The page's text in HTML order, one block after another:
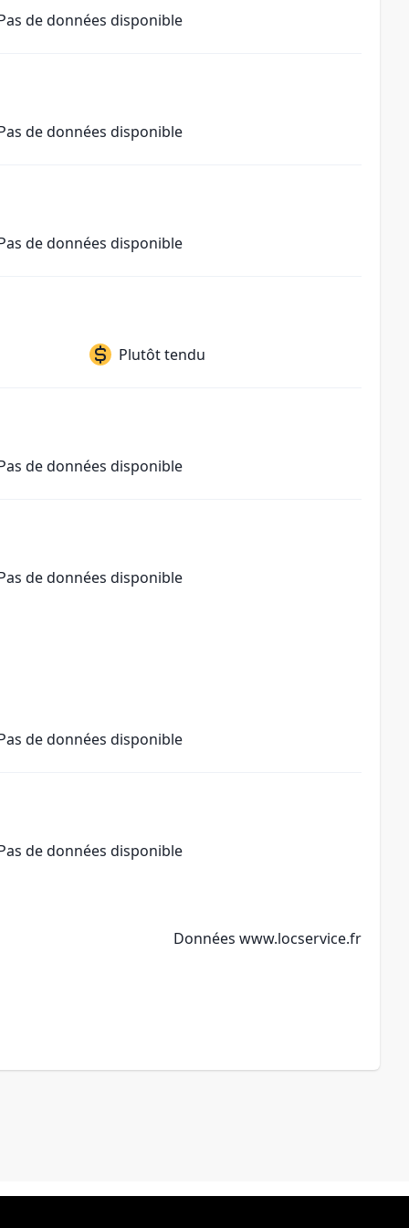
de données disponible
de données disponible
de données disponible
Plutôt tendu
de données disponible
de données disponible
de données disponible
de données disponible
Données www.locservice.fr